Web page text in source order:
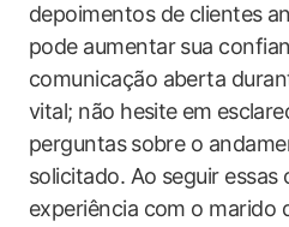
depoimentos‍ de clientes⁢
pode ​aumentar sua
comunicação aberta
vital; não hesite⁤ em
perguntas⁣ sobre o
solicitado. Ao seguir essas
experiência com ‌o marido